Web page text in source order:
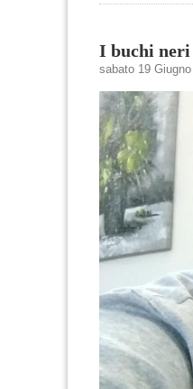
I buchi neri
sabato 19 Giugno